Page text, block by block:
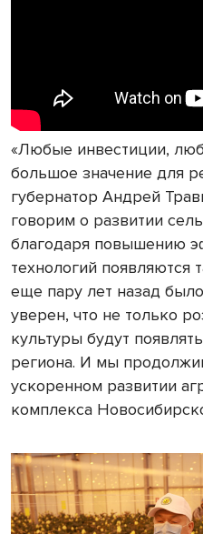
«Любые инвестиции,
большое значение для
губернатор Андрей
говорим о развитии
благодаря повышению
технологий появляются
еще пару лет назад
уверен, что не только
культуры будут
региона. И мы
ускоренном развитии
комплекса